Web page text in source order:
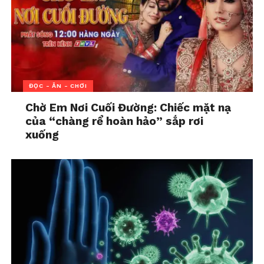
đầu chao đảo.
Sự thân mật về thể chất thường là nơi những phản
ứng này bộc lộ rõ ràng nhất. Khi hai người đến gần
nhau hơn, không chỉ cơ thể mà cả cảm xúc cũng
dần mở ra. Những lớp phòng vệ quen thuộc bắt đầu
được gỡ bỏ. Cảm giác hưng phấn, mong muốn được
chạm vào và được chạm tới có thể khiến con người
cảm thấy sống động hơn bao giờ hết.
Nhưng với một số người,
chính sự sống động ấy lại
khiến họ cảm thấy bị phơi
bày.
Được nhìn thấy, được khao khát, được cảm nhận
ĐỌC - ĂN - CHƠI
Chờ Em Nơi Cuối Đường: Chiếc mặt nạ
của “chàng rể hoàn hảo” sắp rơi
xuống